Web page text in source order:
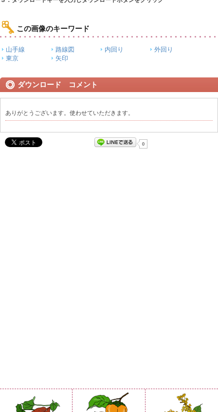
この画像のキーワード
山手線 路線図 内回り
外回り
東京
矢印
ダウンロード コメント
ありがとうございます。使わせていただきます。
0